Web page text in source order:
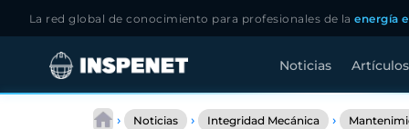
La red global de conocimiento para profesionales de laenergía
Noticias Artículos
› Noticias › Integridad Mecánica ›